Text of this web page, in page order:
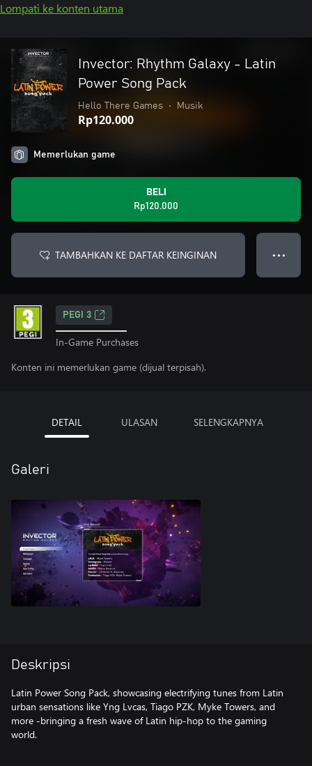
Lompati ke konten utama
Invector: Rhythm Galaxy - Latin
Power Song Pack
Hello There Games • Musik
Rp120.000
Memerlukan game
BELI
Rp120.000
TAMBAHKAN KE DAFTAR KEINGINAN ● ● ●
PEGI 3
In-Game Purchases
Konten ini memerlukan game (dijual terpisah).
DETAIL ULASAN SELENGKAPNYA
Galeri
Deskripsi
Latin Power Song Pack, showcasing electrifying tunes from Latin
urban sensations like Yng Lvcas, Tiago PZK, Myke Towers, and
more -bringing a fresh wave of Latin hip-hop to the gaming
world.